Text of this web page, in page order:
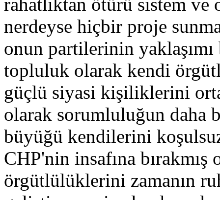
nerdeyse hiçbir proje
onun partilerinin
topluluk olarak kendi
güçlü siyasi kişiliklerini
olarak sorumluluğun daha
büyüğü kendilerini
CHP'nin insafına bırakmış
örgütlülüklerini zamanın